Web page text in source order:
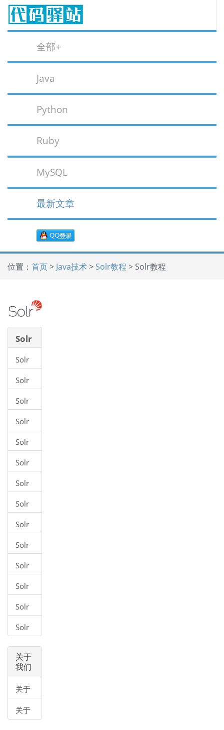
全部+
Java
Python
Ruby
MySQL
最新文章
位置： 首页> Java技术> Solr教程 > Solr教程
Solr
教程
Solr
Solr
引擎
基础
Solr
环境
安装
配置
Solr
Hadoop
中的
配置
使用
Solr
结构
（架
构）
Solr
Solr
（Core）
Solr
数据
Solr
文档
（XML)
Solr
文档
数据
Solr
文档
数据
Solr
数据
Solr
数据
Solr
(faceting)
关于
我们
关于
关于